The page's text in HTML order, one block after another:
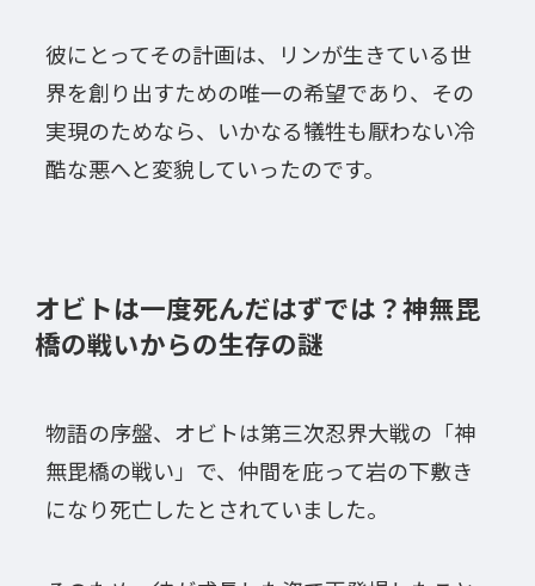
彼にとってその計画は、リンが生きている世
界を創り出すための唯一の希望であり、その
実現のためなら、いかなる犠牲も厭わない冷
酷な悪へと変貌していったのです。
オビトは一度死んだはずでは？神無毘
橋の戦いからの生存の謎
物語の序盤、オビトは第三次忍界大戦の「神
無毘橋の戦い」で、仲間を庇って岩の下敷き
になり死亡したとされていました。